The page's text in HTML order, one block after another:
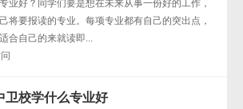
业好？同学们要是想在未来从事一份好的工作，
将要报读的专业。每项专业都有自己的突出点，
合自己的来就读即...
卫校学什么专业好